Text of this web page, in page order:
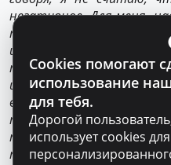
негативное. Для меня,
получить вовремя
их поэтапно. Я был
персонала ко мне.
информацию и
внимательно
получением
понравилось – это
получил необходимую
Cookies помогают
использование
для тебя.
Дорогой
использует cookies